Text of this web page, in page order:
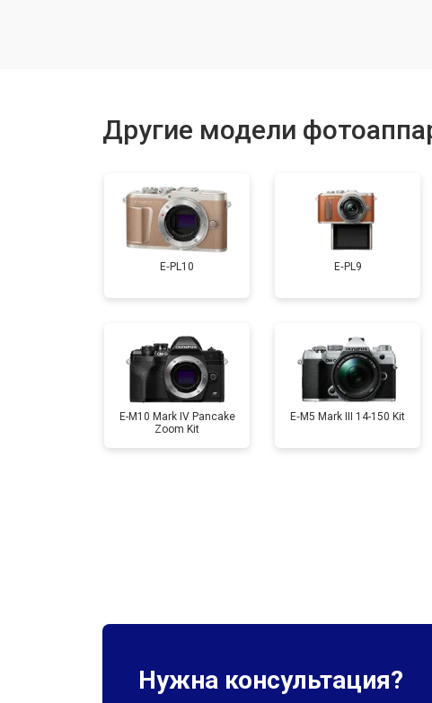
Замена CCD/CMOS матрицы
Чистка матрицы
Другие модели
E‑PL10 E‑PL9
E-M10 Mark IV Pancake
Zoom Kit
E‑M5 Mark III 14-150 Kit
Нужна консультация?